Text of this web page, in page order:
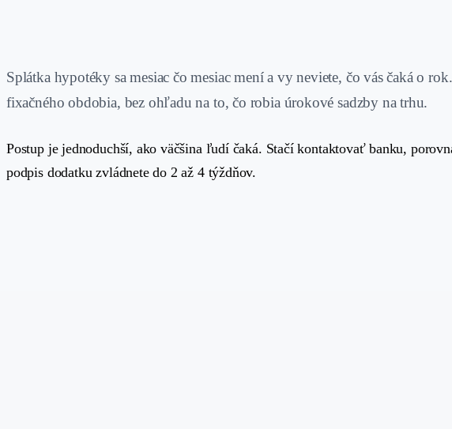
Splátka hypotéky sa mesiac čo mesiac mení a vy neviete, čo vás čaká o
fixačného obdobia, bez ohľadu na to, čo robia úrokové sadzby na trhu.
Postup je jednoduchší, ako väčšina ľudí čaká. Stačí kontaktovať banku,
podpis dodatku zvládnete do 2 až 4 týždňov.